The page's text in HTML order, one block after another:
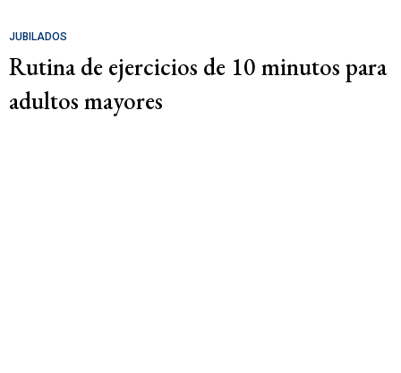
JUBILADOS
Rutina de ejercicios de 10 minutos para
adultos mayores